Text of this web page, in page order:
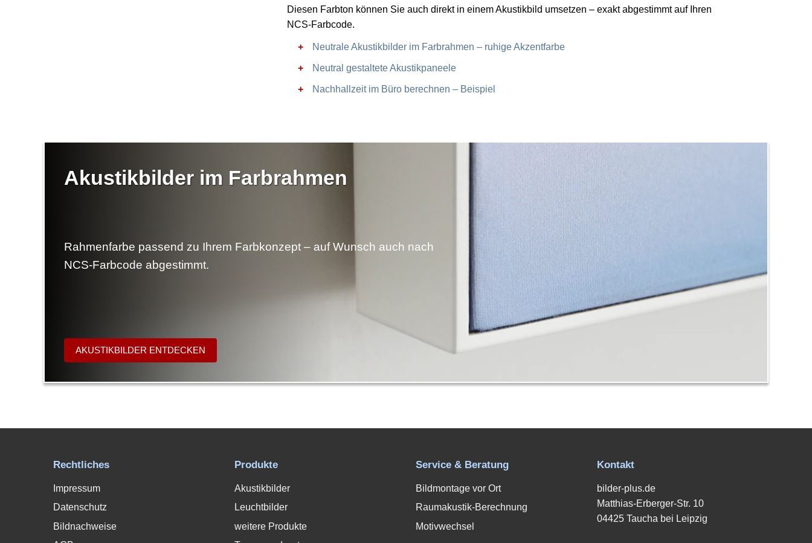
Diesen Farbton können Sie auch direkt in einem Akustikbild umsetzen – exakt abgestimmt auf Ihren
NCS-Farbcode.
Neutrale Akustikbilder im Farbrahmen – ruhige Akzentfarbe
Neutral gestaltete Akustikpaneele
Nachhallzeit im Büro berechnen – Beispiel
Akustikbilder im Farbrahmen
Rahmenfarbe passend zu Ihrem Farbkonzept – auf Wunsch auch nach
NCS-Farbcode abgestimmt.
AKUSTIKBILDER ENTDECKEN
Rechtliches
Impressum
Datenschutz
Bildnachweise
Produkte
Akustikbilder
Leuchtbilder
weitere Produkte
Service & Beratung
Bildmontage vor Ort
Raumakustik-Berechnung
Motivwechsel
Kontakt
bilder-plus.de
Matthias-Erberger-Str. 10
04425 Taucha bei Leipzig